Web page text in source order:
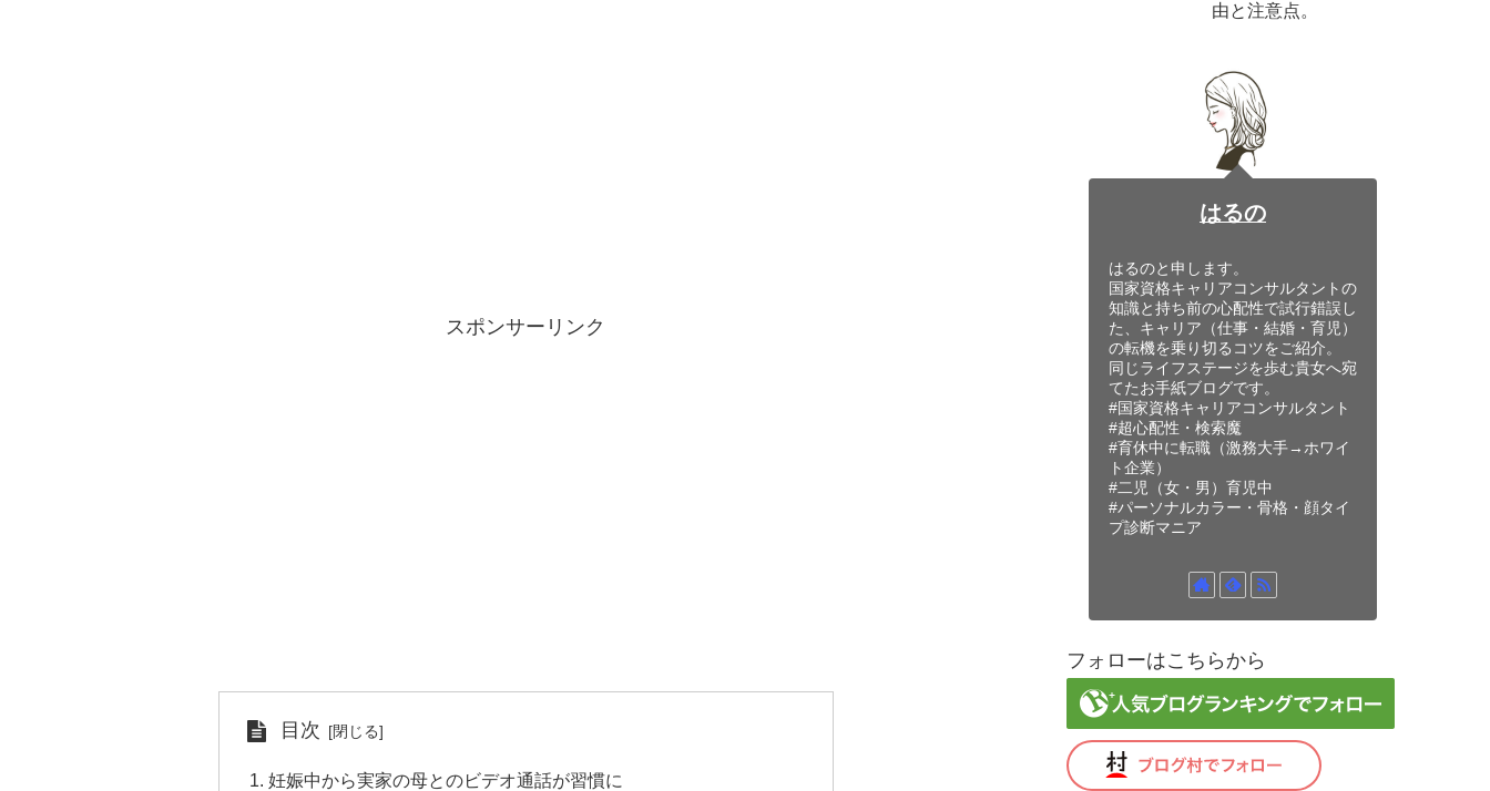
スポンサーリンク
目次
妊娠中から実家の母とのビデオ通話が習慣に
由と注意点。
はるの
はるのと申します。
国家資格キャリアコンサルタントの
知識と持ち前の心配性で試行錯誤し
た、キャリア（仕事・結婚・育児）
の転機を乗り切るコツをご紹介。
同じライフステージを歩む貴女へ宛
てたお手紙ブログです。
#国家資格キャリアコンサルタント
#超心配性・検索魔
#育休中に転職（激務大手→ホワイ
ト企業）
#二児（女・男）育児中
#パーソナルカラー・骨格・顔タイ
プ診断マニア
フォローはこちらから